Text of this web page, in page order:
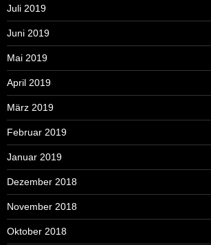
Juli 2019
Juni 2019
Mai 2019
April 2019
März 2019
Februar 2019
Januar 2019
Dezember 2018
November 2018
Oktober 2018